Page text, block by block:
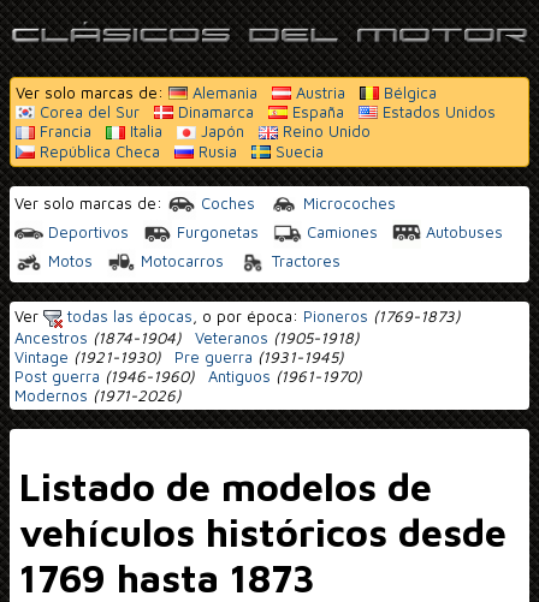
Ver solo marcas de: Alemania Austria
Bélgica
Corea del Sur
Dinamarca España
Estados Unidos
Francia
Italia Japón
Reino Unido
República Checa
Rusia Suecia
Ver solo marcas de: Coches
Microcoches
Deportivos
Furgonetas Camiones
Autobuses
Motos
Motocarros Tractores
Ver todas las épocas , o por época: Pioneros (1769-1873)
Ancestros (1874-1904) Veteranos (1905-1918)
Vintage (1921-1930) Pre guerra (1931-1945)
Post guerra (1946-1960) Antiguos (1961-1970)
Modernos (1971-2026)
Listado de modelos de
vehículos históricos desde
1769 hasta 1873